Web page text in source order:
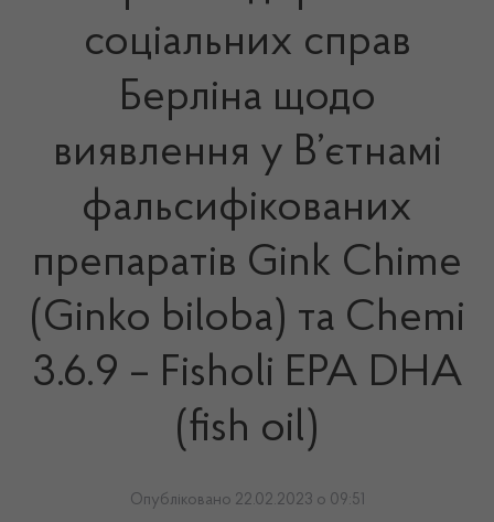
соціальних справ
Берліна щодо
виявлення у В’єтнамі
фальсифікованих
препаратів Gink Chime
(Ginko biloba) та Chemi
3.6.9 – Fisholi EPA DHA
(fish oil)
Опубліковано 22.02.2023 о 09:51